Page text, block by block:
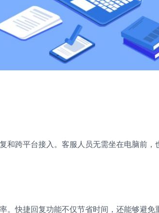
和跨平台接入。客服人员无需坐在电脑前，
。快捷回复功能不仅节省时间，还能够避免